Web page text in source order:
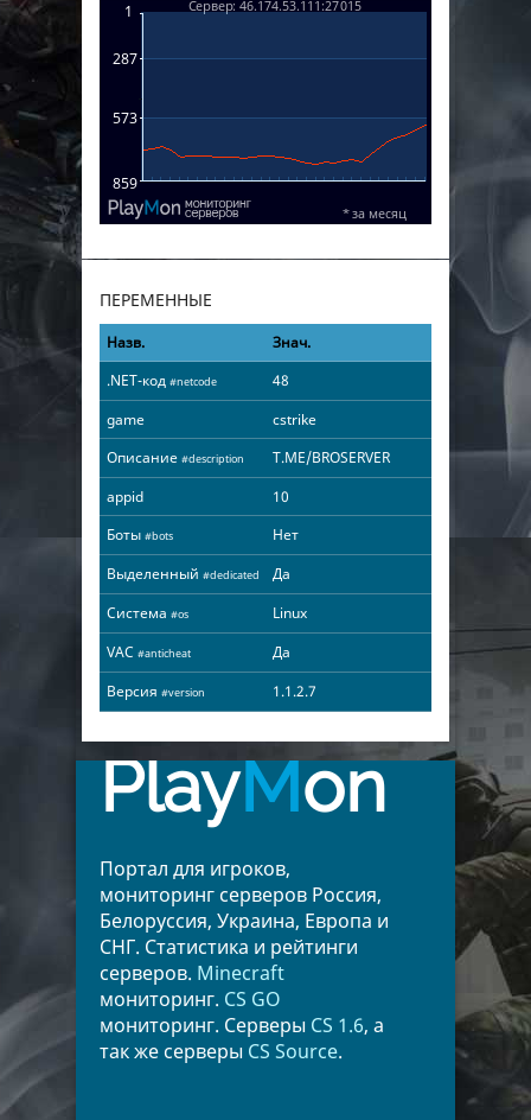
ПЕРЕМЕННЫЕ
Назв.
Знач.
.NET-код #netcode
48
game
cstrike
Описание #description
T.ME/BROSERVER
appid
10
Боты #bots
Нет
Выделенный #dedicated
Да
Система #os
Linux
VAC #anticheat
Да
Версия #version 1.1.2.7
PlayMon
Портал для игроков,
мониторинг серверов Россия,
Белоруссия, Украина, Европа и
СНГ. Статистика и рейтинги
серверов. Minecraft
мониторинг. CS GO
мониторинг. Серверы CS 1.6, а
так же серверы CS Source.